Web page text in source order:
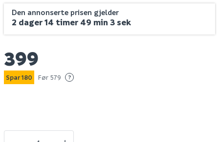
Den annonserte prisen gjelder
2 dager 14 timer 49 min 2 sek
399
Spar 180 Før 579 ?